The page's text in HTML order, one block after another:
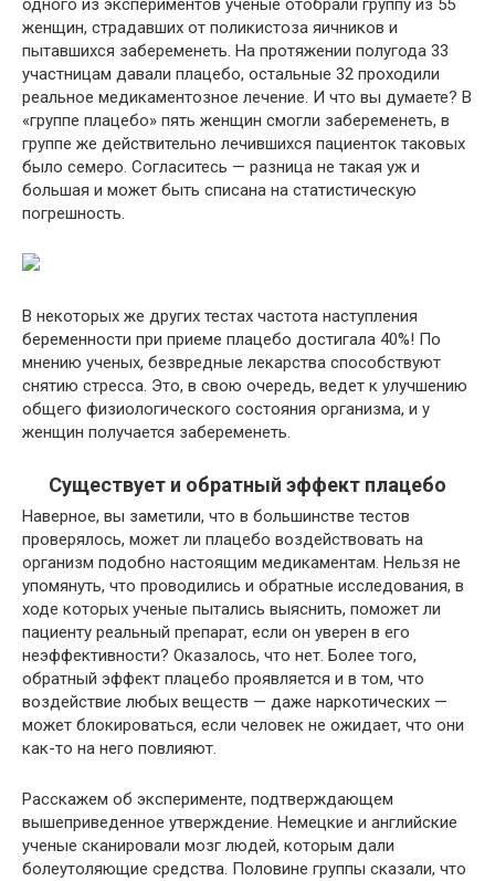
одного из экспериментов ученые отобрали группу из 55
женщин, страдавших от поликистоза яичников и
пытавшихся забеременеть. На протяжении полугода 33
участницам давали плацебо, остальные 32 проходили
реальное медикаментозное лечение. И что вы думаете? В
«группе плацебо» пять женщин смогли забеременеть, в
группе же действительно лечившихся пациенток таковых
было семеро. Согласитесь — разница не такая уж и
большая и может быть списана на статистическую
погрешность.
В некоторых же других тестах частота наступления
беременности при приеме плацебо достигала 40%! По
мнению ученых, безвредные лекарства способствуют
снятию стресса. Это, в свою очередь, ведет к улучшению
общего физиологического состояния организма, и у
женщин получается забеременеть.
Существует и обратный эффект плацебо
Наверное, вы заметили, что в большинстве тестов
проверялось, может ли плацебо воздействовать на
организм подобно настоящим медикаментам. Нельзя не
упомянуть, что проводились и обратные исследования, в
ходе которых ученые пытались выяснить, поможет ли
пациенту реальный препарат, если он уверен в его
неэффективности? Оказалось, что нет. Более того,
обратный эффект плацебо проявляется и в том, что
воздействие любых веществ — даже наркотических —
может блокироваться, если человек не ожидает, что они
как-то на него повлияют.
Расскажем об эксперименте, подтверждающем
вышеприведенное утверждение. Немецкие и английские
ученые сканировали мозг людей, которым дали
болеутоляющие средства. Половине группы сказали, что